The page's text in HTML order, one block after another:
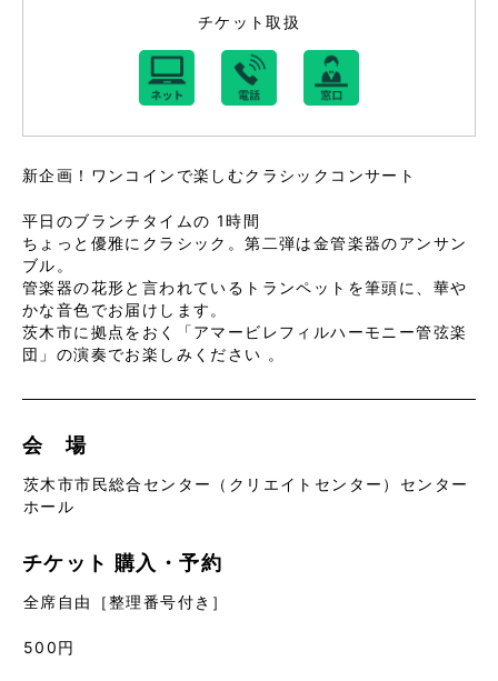
チケット取扱
新企画！ワンコインで楽しむクラシックコンサート
平日のブランチタイムの 1時間
ちょっと優雅にクラシック。第二弾は金管楽器のアンサン
ブル。
管楽器の花形と言われているトランペットを筆頭に、華や
かな音色でお届けします。
茨木市に拠点をおく「アマービレフィルハーモニー管弦楽
団」の演奏でお楽しみください 。
会 場
茨木市市民総合センター（クリエイトセンター）センター
ホール
チケット 購入・予約
全席自由［整理番号付き］
500円